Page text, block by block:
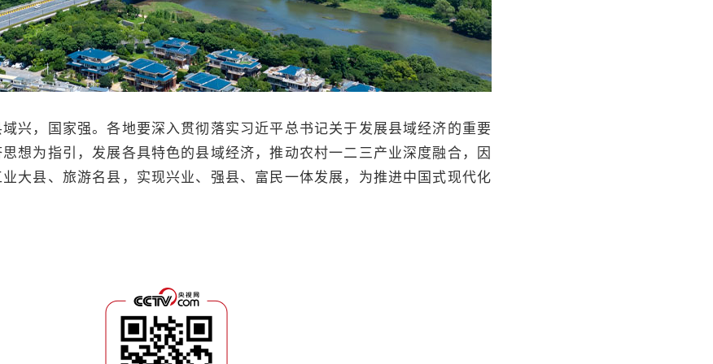
，国家强。各地要深入贯彻落实习近平总书记关于发展县域经济的重要
想为指引，发展各具特色的县域经济，推动农村一二三产业深度融合，因
大县、旅游名县，实现兴业、强县、富民一体发展，为推进中国式现代化